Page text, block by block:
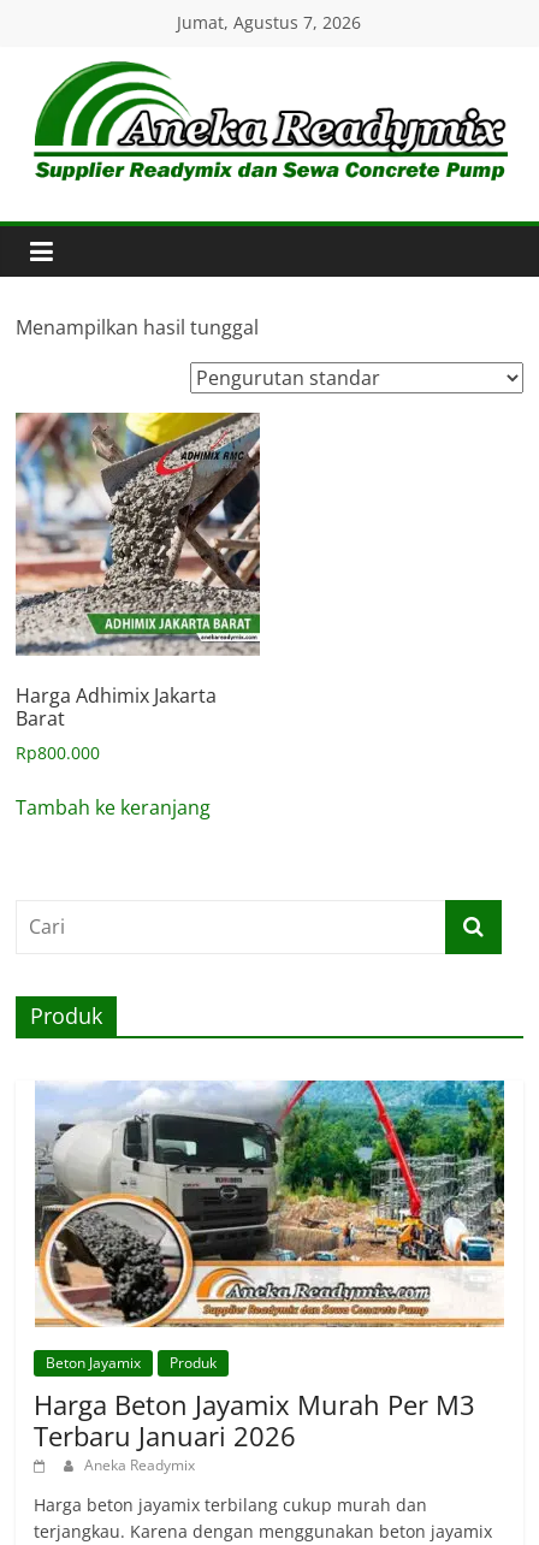
content
Jumat, Agustus 7, 2026
Aneka
Readymix
Pusat
Online
Ready
mix
di
Indonesia
Menampilkan hasil tunggal
Harga Adhimix Jakarta
Barat
Rp800.000
Tambah ke keranjang
Produk
Beton Jayamix Produk
Harga Beton Jayamix Murah Per M3
Terbaru Januari 2026
Aneka Readymix
Harga beton jayamix terbilang cukup murah dan
terjangkau. Karena dengan menggunakan beton jayamix